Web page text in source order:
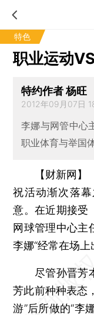
特色
职业运动
特约作者 杨旺
2012年09月07日
李娜与网管中心
职业体育与举国
【财新网
祝活动渐次落
意。在近期接受
网球管理中心主
李娜“经常在场上
尽管孙晋芳本
芳此前种种表态
游”后所做的“李